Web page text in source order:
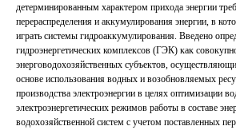
детерминированным характером прихода энергии
перераспределения и аккумулирования энергии, в
играть системы гидроаккумулирования. Введено
гидроэнергетических комплексов (ГЭК) как
энерговодохозяйственных субъектов,
основе использования водных и возобновляемых
производства электроэнергии в целях оптимизации
электроэнергетических режимов работы в составе
водохозяйственной систем с учетом поставленных